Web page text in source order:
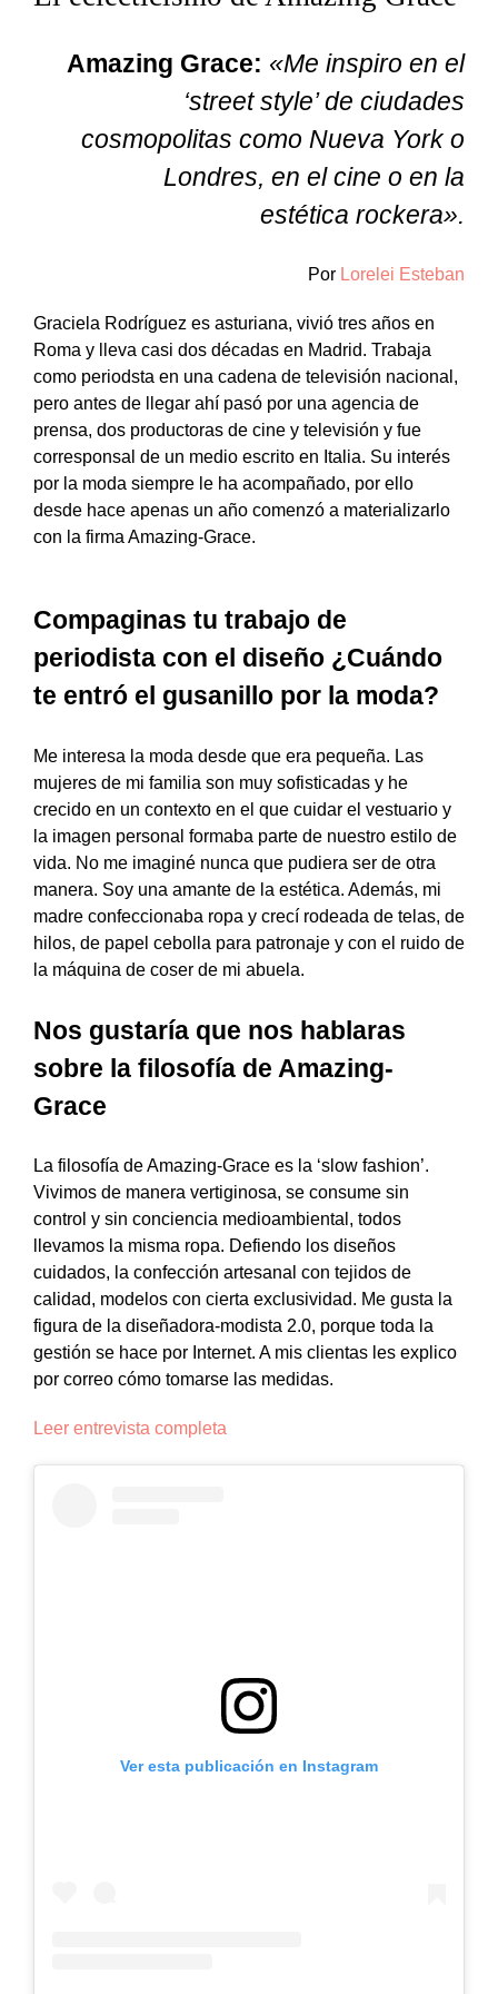
Amazing Grace: «Me inspiro en el
‘street style’ de ciudades
cosmopolitas como Nueva York o
Londres, en el cine o en la
estética rockera».
Por Lorelei Esteban
Graciela Rodríguez es asturiana, vivió tres años en
Roma y lleva casi dos décadas en Madrid. Trabaja
como periodsta en una cadena de televisión nacional,
pero antes de llegar ahí pasó por una agencia de
prensa, dos productoras de cine y televisión y fue
corresponsal de un medio escrito en Italia. Su interés
por la moda siempre le ha acompañado, por ello
desde hace apenas un año comenzó a materializarlo
con la firma Amazing-Grace.
Compaginas tu trabajo de
periodista con el diseño ¿Cuándo
te entró el gusanillo por la moda?
Me interesa la moda desde que era pequeña. Las
mujeres de mi familia son muy sofisticadas y he
crecido en un contexto en el que cuidar el vestuario y
la imagen personal formaba parte de nuestro estilo de
vida. No me imaginé nunca que pudiera ser de otra
manera. Soy una amante de la estética. Además, mi
madre confeccionaba ropa y crecí rodeada de telas, de
hilos, de papel cebolla para patronaje y con el ruido de
la máquina de coser de mi abuela.
Nos gustaría que nos hablaras
sobre la filosofía de Amazing-
Grace
La filosofía deAmazing-Grace es la ‘slow fashion’.
Vivimos de manera vertiginosa, se consume sin
control y sin conciencia medioambiental, todos
llevamos la misma ropa. Defiendo los diseños
cuidados, la confección artesanal con tejidos de
calidad, modelos con cierta exclusividad. Me gusta la
figura de la diseñadora-modista 2.0, porque toda la
gestión se hace por Internet. A mis clientas les explico
por correo cómo tomarse las medidas.
Leer entrevista completa
Ver esta publicación en Instagram